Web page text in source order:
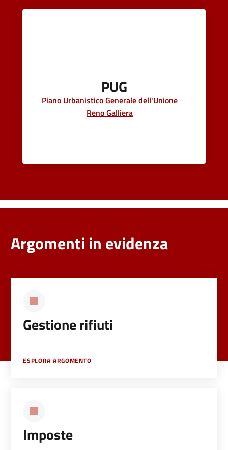
PUG
Piano Urbanistico Generale dell'Unione
Reno Galliera
Argomenti in evidenza
Gestione rifiuti
ESPLORA ARGOMENTO
Imposte